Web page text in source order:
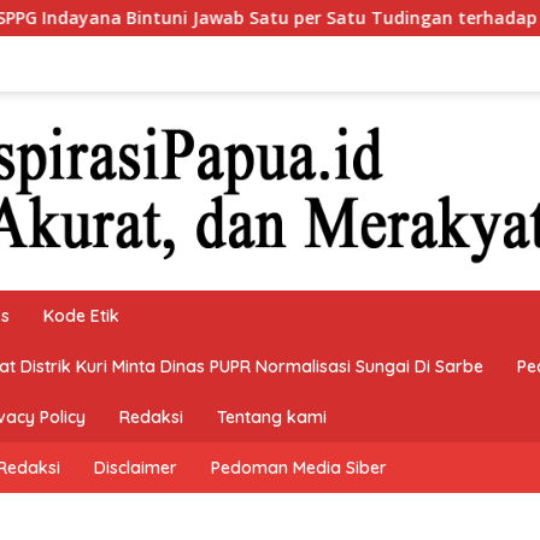
Jawab Satu per Satu Tudingan terhadap Program Makan
Kode Etik
Distrik Kuri Minta Dinas PUPR Normalisasi Sungai Di Sarbe
Policy Redaksi Tentang kami
Disclaimer Pedoman Media Siber